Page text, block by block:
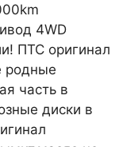
4WD
ПТС оригинал
родные
часть в
диски в